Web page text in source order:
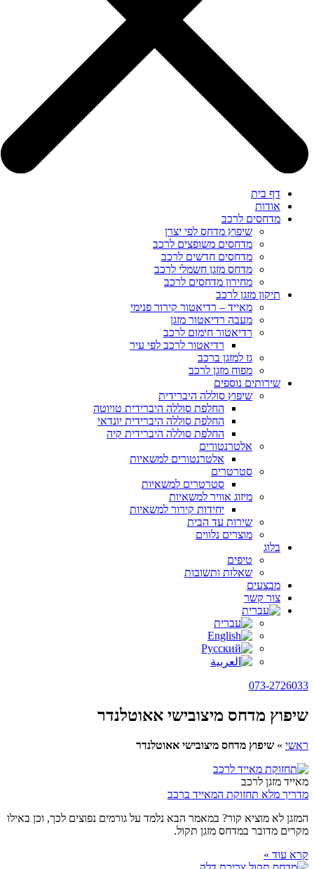
דף בית
אודות
מדחסים לרכב
שיפוץ מדחס לפי יצרן
מדחסים משופצים לרכב
מדחסים חדשים לרכב
מדחס מזגן חשמלי לרכב
מחירון מדחסים לרכב
תיקון מזגן לרכב
מאייד – רדיאטור קירור פנימי
מעבה רדיאטור מזגן
רדיאטור חימום לרכב
רדיאטור לרכב לפי עיר
גז למזגן ברכב
מפוח מזגן לרכב
שירותים נוספים
שיפוץ סוללה היברידית
החלפת סוללה היברידית טויוטה
החלפת סוללה היברידית יונדאי
החלפת סוללה היברידית קיה
אלטרנטורים
אלטרנטורים למשאיות
סטרטרים
סטרטרים למשאיות
מיזוג אוויר למשאיות
יחידות קירור למשאיות
שירות עד הבית
מוצרים נלווים
בלוג
טיפים
שאלות ותשובות
מבצעים
צור קשר
073-2726033
שיפוץ מדחס מיצובישי אאוטלנדר
ראשי » שיפוץ מדחס מיצובישי אאוטלנדר
מאייד מזגן לרכב
מדריך מלא תחזוקת המאייד ברכב
המזגן לא מוציא קור? במאמר הבא נלמד על גורמים נפוצים לכך, וכן באילו
מקרים מדובר במדחס מזגן תקול.
קרא עוד »